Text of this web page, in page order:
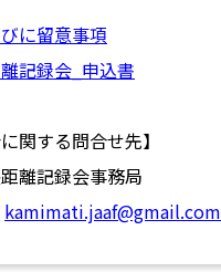
に留意事項
記録会_申込書
関する問合せ先】
離記録会事務局
kamimati.jaaf@gmail.com